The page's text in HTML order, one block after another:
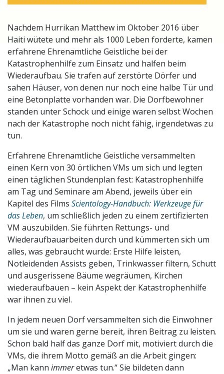
Nachdem Hurrikan Matthew im Oktober 2016 über
Haiti wütete und mehr als 1000 Leben forderte, kamen
erfahrene Ehrenamtliche Geistliche bei der
Katastrophenhilfe zum Einsatz und halfen beim
Wiederaufbau. Sie trafen auf zerstörte Dörfer und
sahen Häuser, von denen nur noch eine halbe Tür und
eine Betonplatte vorhanden war. Die Dorfbewohner
standen unter Schock und einige waren selbst Wochen
nach der Katastrophe noch nicht fähig, irgendetwas zu
tun.
Erfahrene Ehrenamtliche Geistliche versammelten
einen Kern von 30 örtlichen VMs um sich und legten
einen täglichen Stundenplan fest: Katastrophenhilfe
am Tag und Seminare am Abend, jeweils über ein
Kapitel des Films Scientology-Handbuch: Werkzeuge für
das Leben, um schließlich jeden zu einem zertifizierten
VM auszubilden. Sie führten Rettungs- und
Wiederaufbauarbeiten durch und kümmerten sich um
alles, was gebraucht wurde: Erste Hilfe leisten,
Notleidenden Assists geben, Trinkwasser filtern, Schutt
und ausgerissene Bäume wegräumen, Kirchen
wiederaufbauen – kein Aspekt der Katastrophenhilfe
war ihnen zu viel.
In jedem neuen Dorf versammelten sich die Einwohner
um sie und waren gerne bereit, ihren Beitrag zu leisten.
Schon bald half das ganze Dorf mit, motiviert durch die
VMs, die ihrem Motto gemäß an die Arbeit gingen:
„Man kann immeretwas tun.“ Sie bildeten dann